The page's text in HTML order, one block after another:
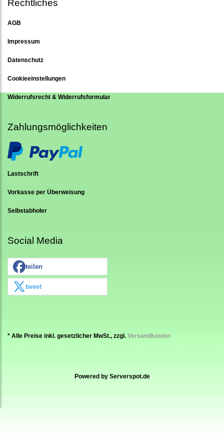
Rechtliches
AGB
Impressum
Datenschutz
Cookieeinstellungen
Widerrufsrecht & Widerrufsformular
Zahlungsmöglichkeiten
Lastschrift
Vorkasse per Überweisung
Selbstabholer
Social Media
teilen
tweet
* Alle Preise inkl. gesetzlicher MwSt., zzgl. Versandkosten
Powered by Serverspot.de